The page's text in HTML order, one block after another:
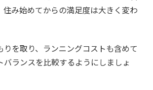
住み始めてからの満足度は大きく変わ
りを取り、ランニングコストも含めて
バランスを比較するようにしましょ